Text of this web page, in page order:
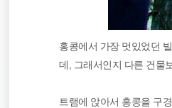
홍콩에서 가장 멋있었던
데, 그래서인지 다른 건물
트램에 앉아서 홍콩을 구